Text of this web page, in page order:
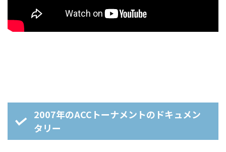
2007年のACCトーナメントのドキュメン
タリー